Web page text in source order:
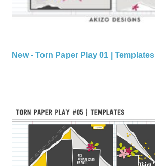
New - Torn Paper Play 01 | Templates